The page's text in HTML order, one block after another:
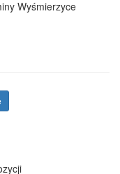
Wyśmierzyce